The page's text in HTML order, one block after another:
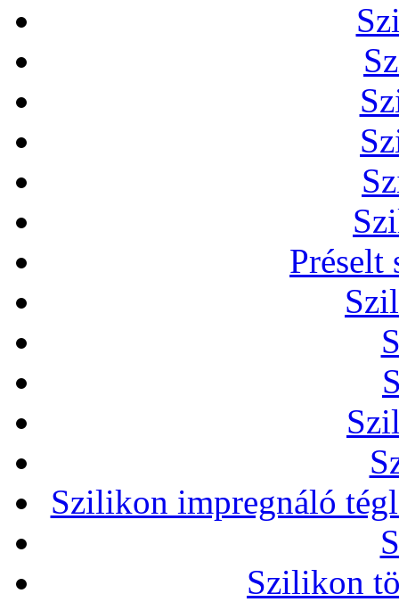
Préselt
Szilikon impregnáló
Szilikon